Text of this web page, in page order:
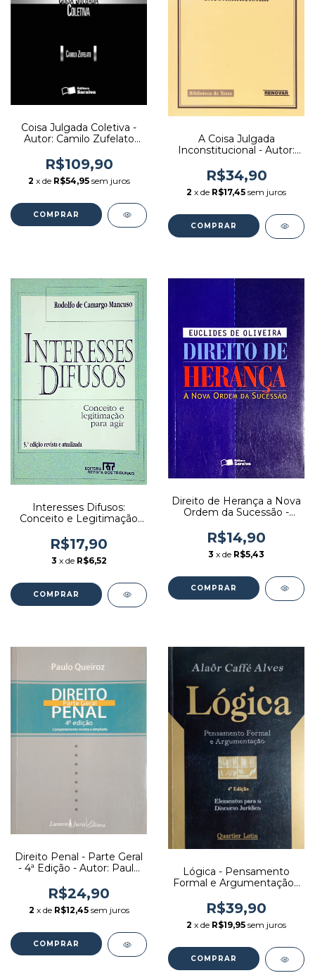
Coisa Julgada Coletiva -
Autor: Camilo Zufelato
R$109,90
2 x de R$54,95 sem juros
A Coisa Julgada
Inconstitucional - Autor:
(2006) [seminovo]
R$34,90
2 x de R$17,45 sem juros
Interesses Difusos:
Conceito e Legitimação
de Camargo Mancuso
(2000) [usado]
R$17,90
3 x de R$6,52
Direito de Herança a Nova
Ordem da Sucessão -
(2005) [usado]
R$14,90
3 x de R$5,43
Direito Penal - Parte Geral
- 4ª Edição - Autor: Paulo
R$24,90
2 x de R$12,45 sem juros
Lógica - Pensamento
Formal e Argumentação -
(2005) [usado]
R$39,90
2 x de R$19,95 sem juros